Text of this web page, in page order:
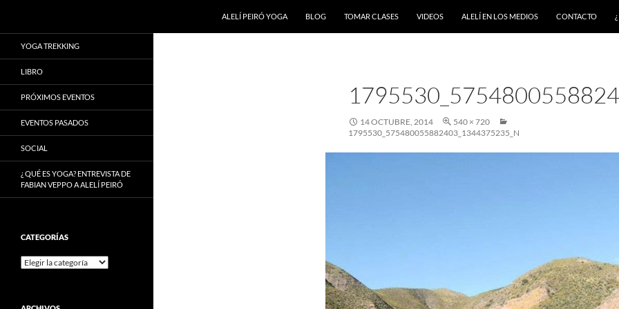
Saltar
al
contenido
ALELÍ PEIRÓ YOGA BLOG TOMAR CLASES VIDEOS ALELÍ EN LOS MEDIOS CONTACTO
14 OCTUBRE, 2014
540 × 720
1795530_575480055882403_1344375235_N
YOGA TREKKING
LIBRO
PRÓXIMOS EVENTOS
EVENTOS PASADOS
SOCIAL
¿ QUÉ ES YOGA? ENTREVISTA DE
FABIAN VEPPO A ALELÍ PEIRÓ
CATEGORÍAS
Categorías